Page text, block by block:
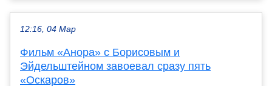
12:16, 04 Мар
Фильм «Анора» с Борисовым и
Эйдельштейном завоевал сразу пять
«Оскаров»